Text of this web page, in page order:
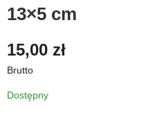
13×5 cm
15,00 zł
Brutto
Dostępny